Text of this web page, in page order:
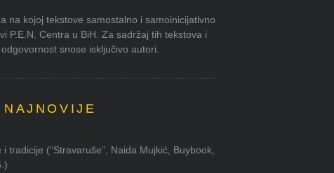
na kojoj tekstove samostalno i samoinicijativno
P.E.N. Centra u BiH. Za sadržaj tih tekstova i
snose isključivo autori.
NAJNOVIJE
tradicije (“Stravaruše”, Naida Mujkić, Buybook,